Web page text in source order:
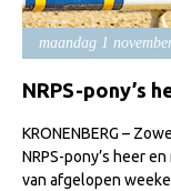
Tarievenlijst
Veel
Webshop
Evenementen
NRPS Select
maandag 1
NRPS-pony’s
KRONENBERG –
NRPS-pony’s heer
van afgelopen